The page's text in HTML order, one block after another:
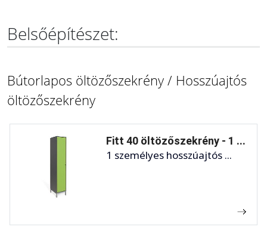
Belsőépítészet:
Bútorlapos öltözőszekrény / Hosszúajtós
öltözőszekrény
Fitt 40 öltözőszekrény - 1 ...
1 személyes hosszúajtós ...